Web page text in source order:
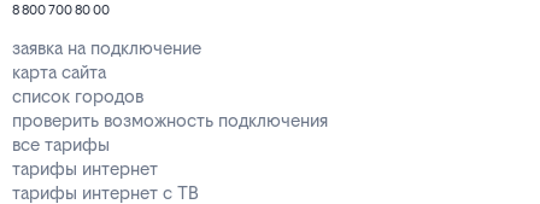
8 800 700 80 00
заявка на подключение
карта сайта
список городов
проверить возможность подключения
все тарифы
тарифы интернет
тарифы интернет с ТВ